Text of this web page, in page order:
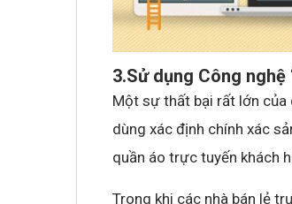
3.Sử dụng Công nghệ
Một sự thất bại rất lớn
dùng xác định chính xác
quần áo trực tuyến khách
Trong khi các nhà bán lẻ